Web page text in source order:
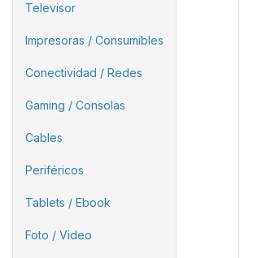
Televisor
Impresoras / Consumibles
Conectividad / Redes
Gaming / Consolas
Cables
Periféricos
Tablets / Ebook
Foto / Video